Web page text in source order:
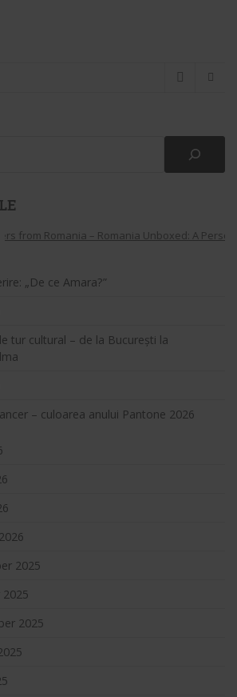
from Romania – Romania Unboxed: A
„De ce Amara?”
tur cultural – de la București la
– culoarea anului Pantone 2026
2025
2025